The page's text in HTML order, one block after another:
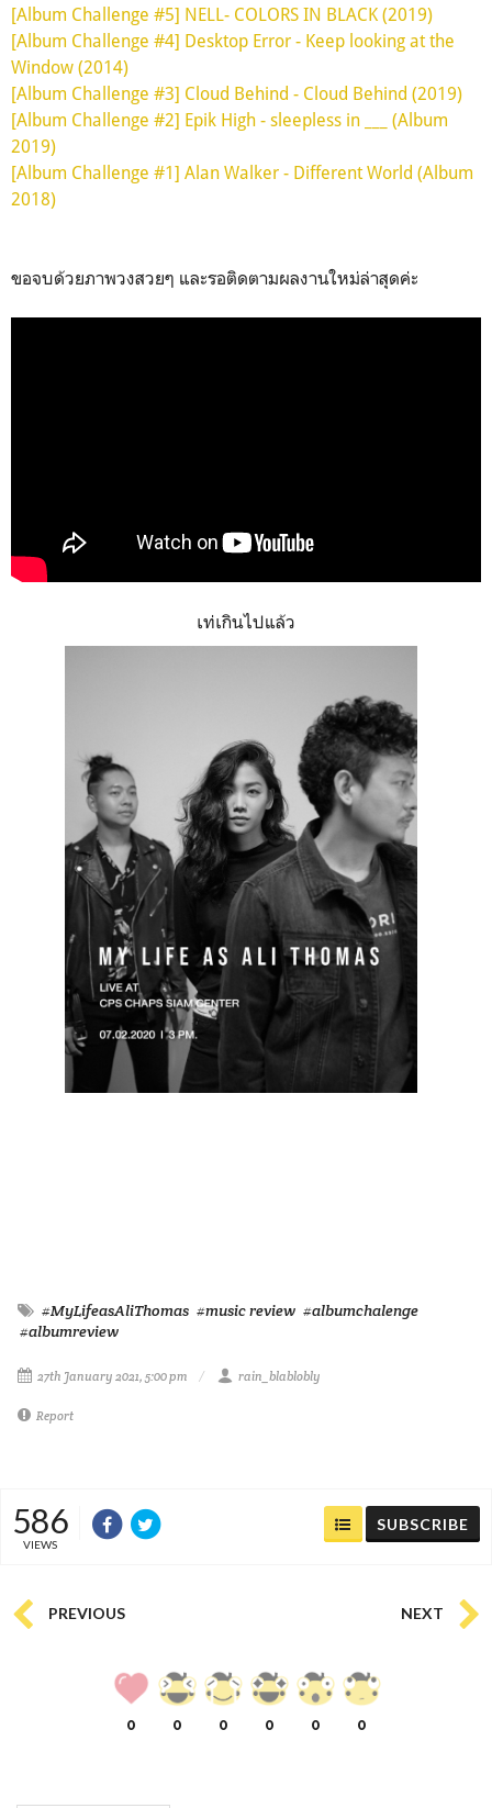
[Album Challenge #5] NELL- COLORS IN BLACK (2019)
[Album Challenge #4] Desktop Error - Keep looking at the
Window (2014)
[Album Challenge #3] Cloud Behind - Cloud Behind (2019)
[Album Challenge #2] Epik High - sleepless in ___ (Album
2019)
[Album Challenge #1] Alan Walker - Different World (Album
2018)
ขอจบด้วยภาพวงสวยๆ และรอติดตามผลงานใหม่ล่าสุดค่ะ
เท่เกินไปแล้ว
#MyLifeasAliThomas #music review #albumchalenge
#albumreview
27th January 2021, 5:00 pm rain_blablobly
Report
586
VIEWS
SUBSCRIBE
PREVIOUS NEXT
0 0 0 0 0 0